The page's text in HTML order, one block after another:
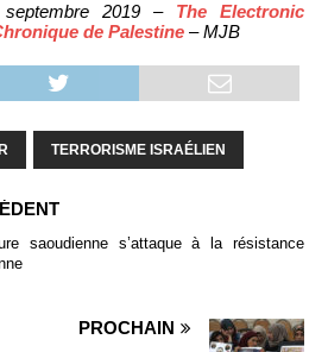
2019 – The Electronic
de Palestine – MJB
TERRORISME ISRAÉLIEN
saoudienne s’attaque à la résistance
PROCHAIN